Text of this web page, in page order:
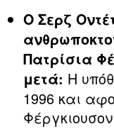
Ο Σερζ
Πατρίσια
μετά: Η
1996 και